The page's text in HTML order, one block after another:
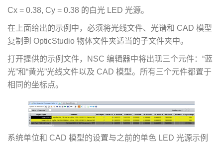
Cx = 0.38, Cy = 0.38 的白光 LED 光源。
在上面给出的示例中，必须将光线文件、光谱和 CAD 模型
复制到 OpticStudio 物体文件夹适当的子文件夹中。
打开提供的示例文件，NSC 编辑器中将出现三个元件：“蓝
光”和“黄光”光线文件以及 CAD 模型。所有三个元件都置于
相同的坐标点。
系统单位和 CAD 模型的设置与之前的单色 LED 光源示例